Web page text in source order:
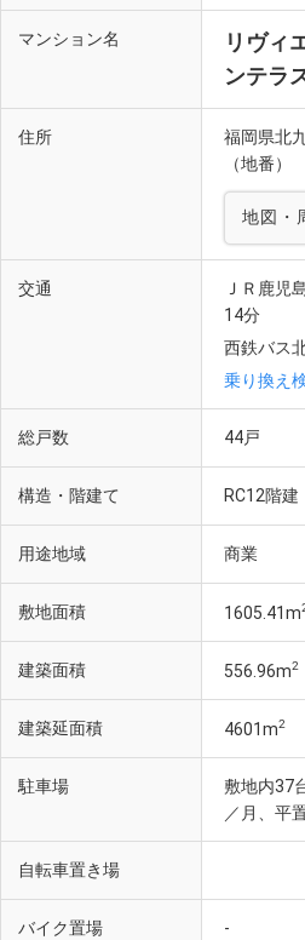
マンション名
リヴィ
ンテラ
住所
福岡県北
（地番）
地図・
交通
ＪＲ鹿
14分
西鉄バス
乗り換え
総戸数 44戸
構造・階建て RC12階建
用途地域 商業
敷地面積 1605.41m
建築面積 556.96m2
建築延面積 4601m2
駐車場
敷地内37
／月、平
自転車置き場
バイク置場 -